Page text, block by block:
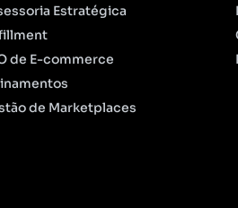
Estratégica
de E-commerce
de Marketplaces